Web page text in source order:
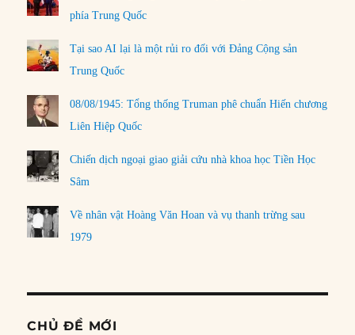
phía Trung Quốc
Tại sao AI lại là một rủi ro đối với Đảng Cộng sản
Trung Quốc
08/08/1945: Tổng thống Truman phê chuẩn Hiến chương
Liên Hiệp Quốc
Chiến dịch ngoại giao giải cứu nhà khoa học Tiền Học
Sâm
Về nhân vật Hoàng Văn Hoan và vụ thanh trừng sau
1979
CHỦ ĐỀ MỚI